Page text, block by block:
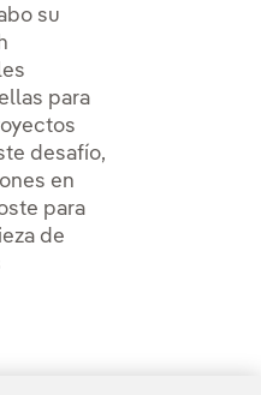
para todos
para todos
un Internet para todos
su
para
desafío,
en
para
de
del NewTech
ganadores del
los ganadores del